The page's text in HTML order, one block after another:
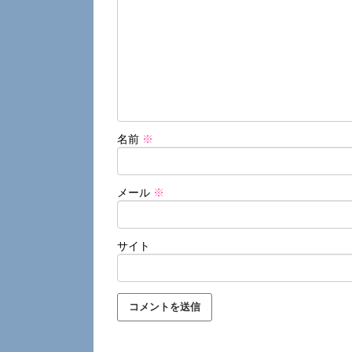
名前 ※
メール ※
サイト